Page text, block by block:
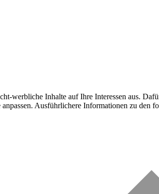
werbliche Inhalte auf Ihre Interessen aus.
Ausführlichere Informationen zu den